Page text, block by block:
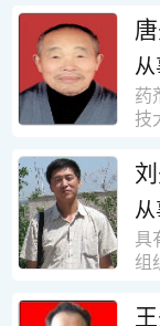
快
许
面
创
目
多
务
项
砖
方
第
裙
栋
术
意
立
通
的
农
人
司
能
责
药
技
员
药
丙
利
具
组
闭